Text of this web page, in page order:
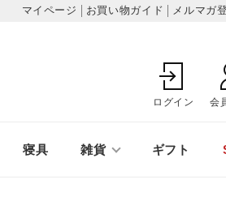
マイページ お買い物ガイド メルマガ
ログイン 会
寝具 雑貨 ギフト